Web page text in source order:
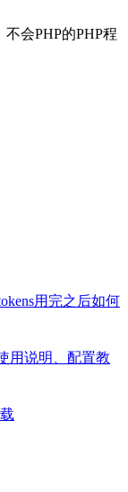
会PHP的PHP程
用完之后如何
用说明、配置教